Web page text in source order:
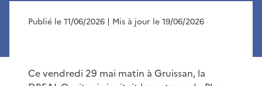
Publié le 11/06/2026 | Mis à jour le 19/06/2026
Ce vendredi 29 mai matin à Gruissan, la